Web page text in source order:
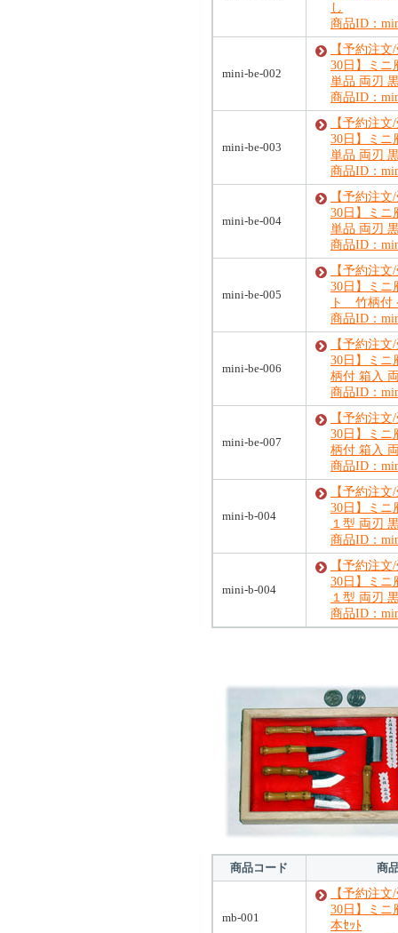
し
商品ID：
mini-be-002
【予約注
30日】ミニ
単品 両刃
商品ID：
mini-be-003
【予約注
30日】ミニ
単品 両刃
商品ID：
mini-be-004
【予約注
30日】ミニ
単品 両刃
商品ID：
mini-be-005
【予約注
30日】ミニ
ト 竹柄付
商品ID：
mini-be-006
【予約注
30日】ミニ
柄付 箱入
商品ID：
mini-be-007
【予約注
30日】ミニ
柄付 箱入
商品ID：
mini-b-004
【予約注
30日】ミニ
１型 両刃
商品ID：
mini-b-004
【予約注
30日】ミニ
１型 両刃
商品ID：
商品コード 商
mb-001
【予約注
30日】ミニ
本ｾｯﾄ